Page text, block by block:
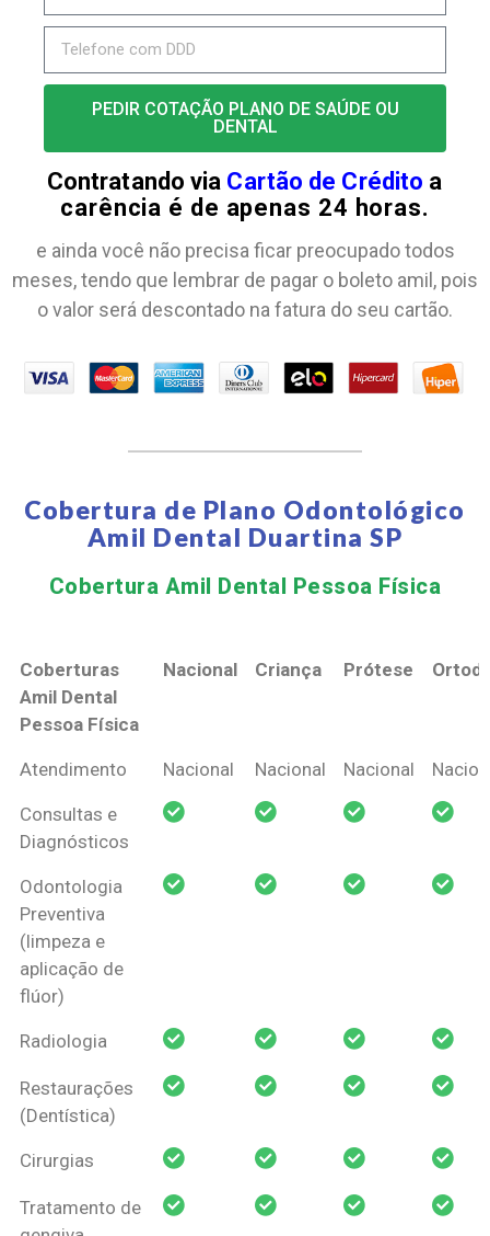
PEDIR COTAÇÃO PLANO DE SAÚDE OU
DENTAL
Contratando via Cartão de Crédito a
carência é de apenas 24 horas.
e ainda você não precisa ficar preocupado todos
meses, tendo que lembrar de pagar o boleto amil, pois
o valor será descontado na fatura do seu cartão.
Cobertura de Plano Odontológico
Amil Dental Duartina SP
Cobertura Amil Dental Pessoa Física​
Coberturas
Amil Dental
Pessoa Física
Nacional Criança Prótese
Coberturas
Pessoa Física
Nacional Criança Prótese
Atendimento Nacional Nacional Nacional
Consultas e
Diagnósticos
Odontologia
Preventiva
(limpeza e
aplicação de
flúor)
Radiologia
Restaurações
(Dentística)
Cirurgias
Tratamento de